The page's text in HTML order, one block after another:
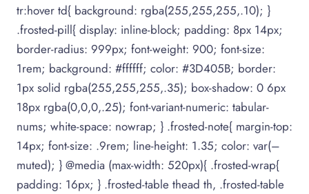
tr:hover td{ background: rgba(255,255,255,.10); }
.frosted-pill{ display: inline-block; padding: 8px 14px;
border-radius: 999px; font-weight: 900; font-size:
1rem; background: #ffffff; color: #3D405B; border:
1px solid rgba(255,255,255,.35); box-shadow: 0 6px
18px rgba(0,0,0,.25); font-variant-numeric: tabular-
nums; white-space: nowrap; } .frosted-note{ margin-top:
14px; font-size: .9rem; line-height: 1.35; color: var(–
muted); } @media (max-width: 520px){ .frosted-wrap{
padding: 16px; } .frosted-table thead th, .frosted-table